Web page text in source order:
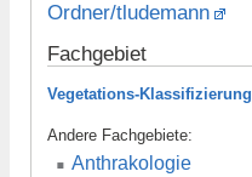
Ordner/tludemann
Fachgebiet
Vegetations-Klassifizierung
Andere Fachgebiete:
Anthrakologie